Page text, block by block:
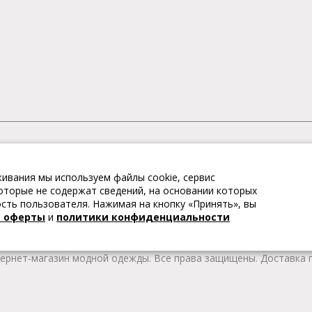
это коллекции модной женской, мужской, детской одежды и
качественные товары из Европы по привлекательным
брендов. В каталоге представлена модная одежда различных
удобной женской и мужской обуви на любой сезон. Весь
магазин модной одежды. Все права защищены. Доставка
мы используем файлы cookie, сервис
не содержат сведений, на основании которых
пользователя. Нажимая на кнопку «Принять», вы
оферты и политики конфиденциальности